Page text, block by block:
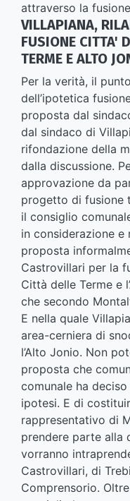
attraverso la
VILLAPIANA,
FUSIONE CITTA'
TERME E ALTO
Per la verità, il
dell’ipotetica
proposta dal
dal sindaco di
rifondazione della
dalla discussione.
approvazione da
progetto di fusione
il consiglio
in considerazione
proposta
Castrovillari per la
Città delle Terme e
che secondo
E nella quale
area-cerniera di
l’Alto Jonio. Non
proposta che
comunale ha
ipotesi. E di
rappresentativo di
prendere parte alla
vorranno
Castrovillari, di
Comprensorio.